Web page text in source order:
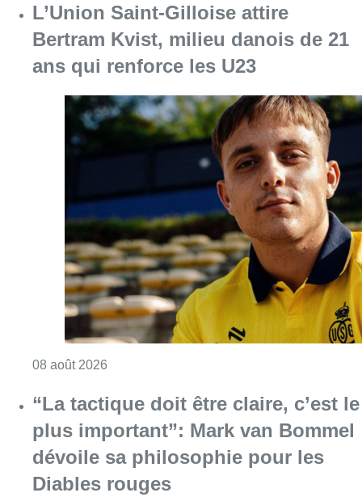
L’Union Saint-Gilloise attire
Bertram Kvist, milieu danois de 21
ans qui renforce les U23
08 août 2026
“La tactique doit être claire, c’est le
plus important”: Mark van Bommel
dévoile sa philosophie pour les
Diables rouges